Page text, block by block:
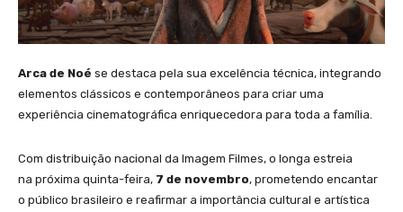
Arca de Noé se destaca pela sua excelência técnica, integrando
elementos clássicos e contemporâneos para criar uma
experiência cinematográfica enriquecedora para toda a família.
Com distribuição nacional da Imagem Filmes, o longa estreia
na próxima quinta-feira, 7 de novembro, prometendo encantar
o público brasileiro e reafirmar a importância cultural e artística